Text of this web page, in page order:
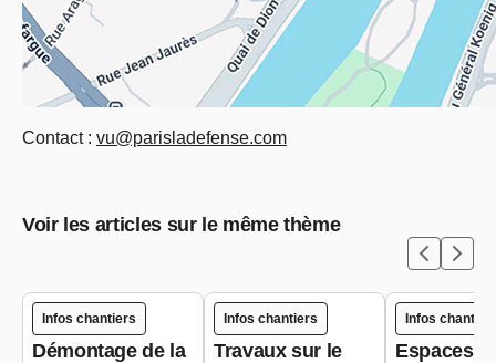
Contact : vu@parisladefense.com
Voir les articles sur le même thème
Infos chantiers
Démontage de la
Infos chantiers
Travaux sur le
Infos
Espaces